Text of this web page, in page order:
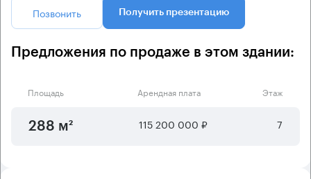
Позвонить Получить презентацию
Предложения по продаже в этом здании:
Площадь Арендная плата Этаж
288 м² 115 200 000 ₽ 7